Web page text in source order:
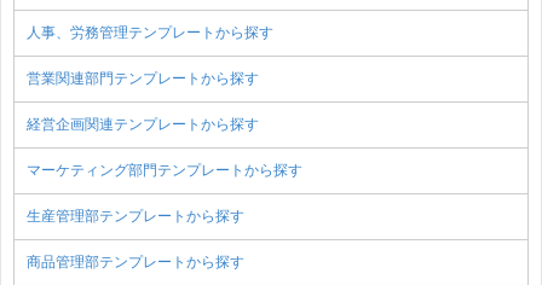
人事、労務管理テンプレートから探す
営業関連部門テンプレートから探す
経営企画関連テンプレートから探す
マーケティング部門テンプレートから探す
生産管理部テンプレートから探す
商品管理部テンプレートから探す